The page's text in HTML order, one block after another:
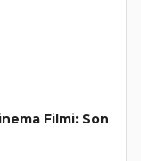
Filmi: Son